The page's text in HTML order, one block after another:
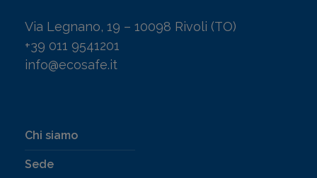
Via Legnano, 19 – 10098 Rivoli (TO)
+39 011 9541201
info@ecosafe.it
Chi siamo
Sede